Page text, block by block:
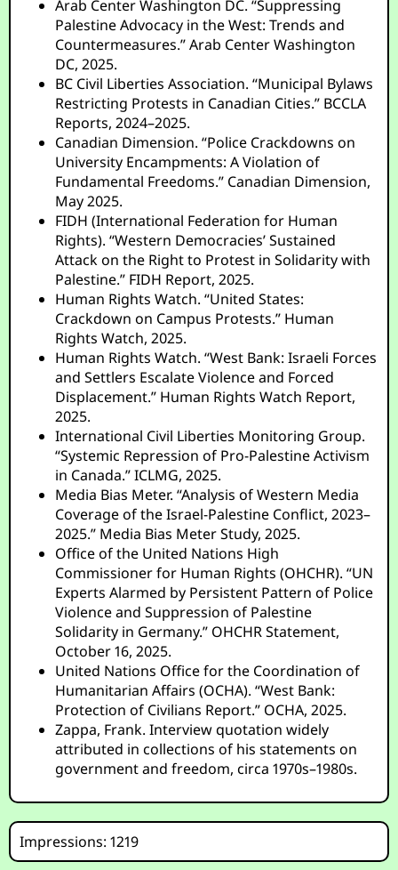
Arab Center Washington DC. “Suppressing
Palestine Advocacy in the West: Trends and
Countermeasures.” Arab Center Washington
DC, 2025.
BC Civil Liberties Association. “Municipal Bylaws
Restricting Protests in Canadian Cities.” BCCLA
Reports, 2024–2025.
Canadian Dimension. “Police Crackdowns on
University Encampments: A Violation of
Fundamental Freedoms.” Canadian Dimension,
May 2025.
FIDH (International Federation for Human
Rights). “Western Democracies’ Sustained
Attack on the Right to Protest in Solidarity with
Palestine.” FIDH Report, 2025.
Human Rights Watch. “United States:
Crackdown on Campus Protests.” Human
Rights Watch, 2025.
Human Rights Watch. “West Bank: Israeli Forces
and Settlers Escalate Violence and Forced
Displacement.” Human Rights Watch Report,
2025.
International Civil Liberties Monitoring Group.
“Systemic Repression of Pro-Palestine Activism
in Canada.” ICLMG, 2025.
Media Bias Meter. “Analysis of Western Media
Coverage of the Israel-Palestine Conflict, 2023–
2025.” Media Bias Meter Study, 2025.
Office of the United Nations High
Commissioner for Human Rights (OHCHR). “UN
Experts Alarmed by Persistent Pattern of Police
Violence and Suppression of Palestine
Solidarity in Germany.” OHCHR Statement,
October 16, 2025.
United Nations Office for the Coordination of
Humanitarian Affairs (OCHA). “West Bank:
Protection of Civilians Report.” OCHA, 2025.
Zappa, Frank. Interview quotation widely
attributed in collections of his statements on
government and freedom, circa 1970s–1980s.
Impressions: 1219